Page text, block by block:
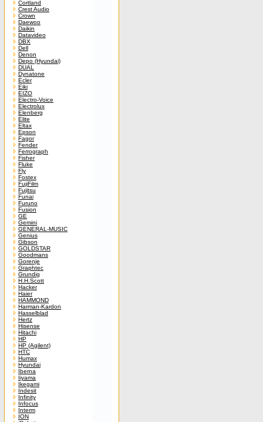
Cortland
Crest Audio
Crown
Daewoo
Daikin
Datavideo
DBX
Dell
Denon
Depo (Hyundai)
DUAL
Dynatone
Ecler
Eiki
EIZO
Electro-Voice
Electrolux
Elenberg
Elite
Eltax
Epson
Fagor
Fender
Ferrograph
Fisher
Fluke
Fly
Fostex
FujiFilm
Fujitsu
Funai
Furuno
Fusion
GE
Gemini
GENERAL-MUSIC
Genius
Gibson
GOLDSTAR
Goodmans
Gorenje
Graphtec
Grundig
H.H.Scott
Hacker
Haier
HAMMOND
Harman-Kardon
Hasselblad
Hertz
Hisense
Hitachi
HP
HP (Agilent)
HTC
Humax
Hyundai
Iberna
Iiyama
Ikegami
Indesit
Infinity
Infocus
Interm
ION